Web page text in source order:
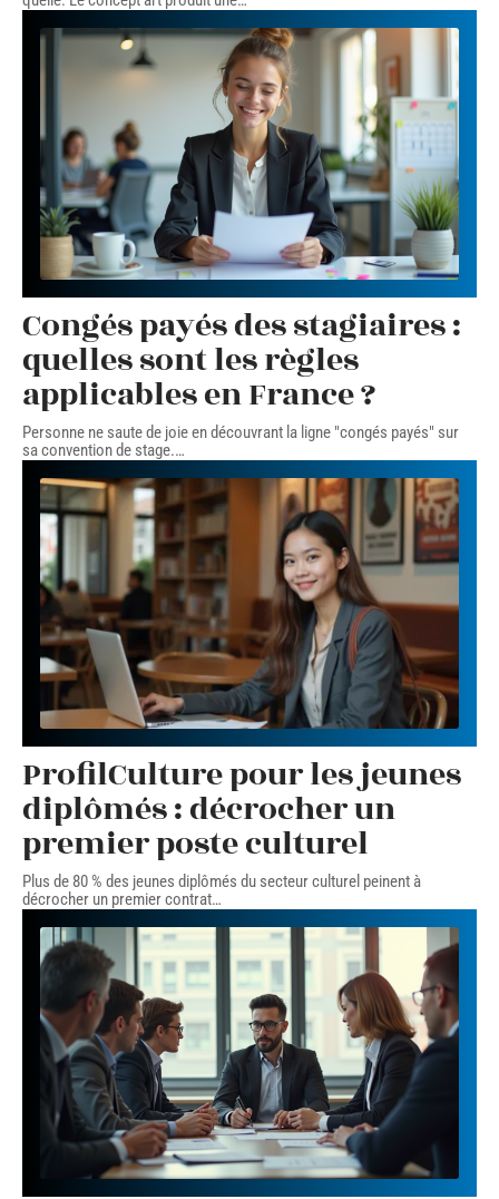
Congés payés des stagiaires :
quelles sont les règles
applicables en France ?
Personne ne saute de joie en découvrant la ligne "congés payés" sur
sa convention de stage.…
ProfilCulture pour les jeunes
diplômés : décrocher un
premier poste culturel
Plus de 80 % des jeunes diplômés du secteur culturel peinent à
décrocher un premier contrat…